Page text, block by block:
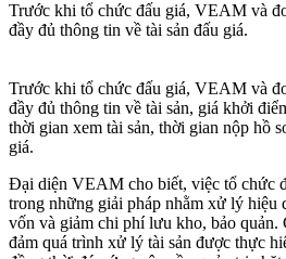
Trước khi tổ chức đấu giá, VEAM và
đầy đủ thông tin về tài sản đấu giá.
Trước khi tổ chức đấu giá, VEAM và
đầy đủ thông tin về tài sản, giá khởi
thời gian xem tài sản, thời gian nộp hồ
giá.
Đại diện VEAM cho biết, việc tổ chức
trong những giải pháp nhằm xử lý hiệu
vốn và giảm chi phí lưu kho, bảo quản.
đảm quá trình xử lý tài sản được thực